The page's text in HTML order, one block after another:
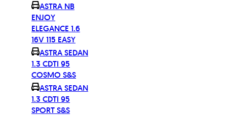
ASTRA NB
ENJOY
ELEGANCE 1.6
16V 115 EASY
ASTRA SEDAN
1.3 CDTI 95
COSMO S&S
ASTRA SEDAN
1.3 CDTI 95
SPORT S&S